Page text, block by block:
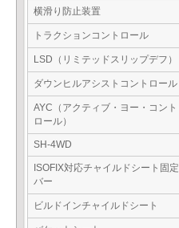
横滑り防止装置
トラクションコントロール
LSD（リミテッドスリップデフ）
ダウンヒルアシストコントロール
AYC（アクティブ・ヨー・コント
ロール）
SH-4WD
ISOFIX対応チャイルドシート固定
バー
ビルドインチャイルドシート